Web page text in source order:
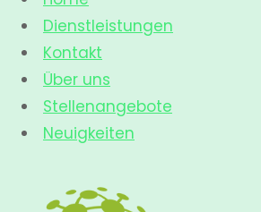
Dienstleistungen
Kontakt
Über uns
Stellenangebote
Neuigkeiten